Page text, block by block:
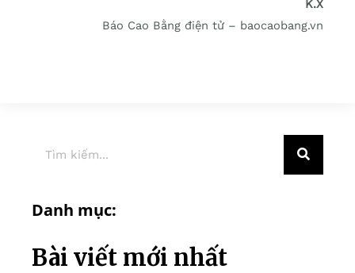
K.X
Báo Cao Bằng điện tử – baocaobang.vn
Danh mục:
Bài viết mới nhất